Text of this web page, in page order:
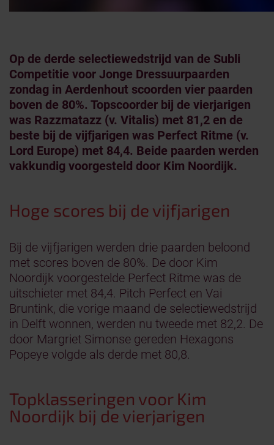
Op de derde selectiewedstrijd van de Subli
Competitie voor Jonge Dressuurpaarden
zondag in Aerdenhout scoorden vier paarden
boven de 80%. Topscoorder bij de vierjarigen
was Razzmatazz (v. Vitalis) met 81,2 en de
beste bij de vijfjarigen was Perfect Ritme (v.
Lord Europe) met 84,4. Beide paarden werden
vakkundig voorgesteld door Kim Noordijk.
Hoge scores bij de vijfjarigen
Bij de vijfjarigen werden drie paarden beloond
met scores boven de 80%. De door Kim
Noordijk voorgestelde Perfect Ritme was de
uitschieter met 84,4. Pitch Perfect en Vai
Bruntink, die vorige maand de selectiewedstrijd
in Delft wonnen, werden nu tweede met 82,2. De
door Margriet Simonse gereden Hexagons
Popeye volgde als derde met 80,8.
Topklasseringen voor Kim
Noordijk bij de vierjarigen